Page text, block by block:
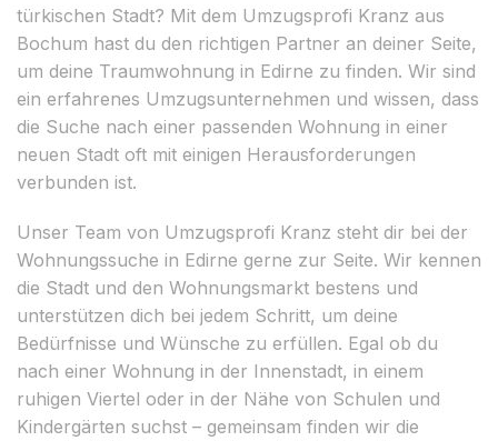
türkischen Stadt? Mit dem Umzugsprofi Kranz aus
Bochum hast du den richtigen Partner an deiner Seite,
um deine Traumwohnung in Edirne zu finden. Wir sind
ein erfahrenes Umzugsunternehmen und wissen, dass
die Suche nach einer passenden Wohnung in einer
neuen Stadt oft mit einigen Herausforderungen
verbunden ist.
Unser Team von Umzugsprofi Kranz steht dir bei der
Wohnungssuche in Edirne gerne zur Seite. Wir kennen
die Stadt und den Wohnungsmarkt bestens und
unterstützen dich bei jedem Schritt, um deine
Bedürfnisse und Wünsche zu erfüllen. Egal ob du
nach einer Wohnung in der Innenstadt, in einem
ruhigen Viertel oder in der Nähe von Schulen und
Kindergärten suchst – gemeinsam finden wir die